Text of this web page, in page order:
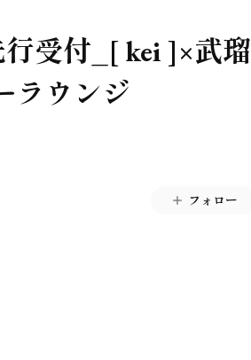
行受付_[ kei ]×武瑠
ラウンジ
フォロー